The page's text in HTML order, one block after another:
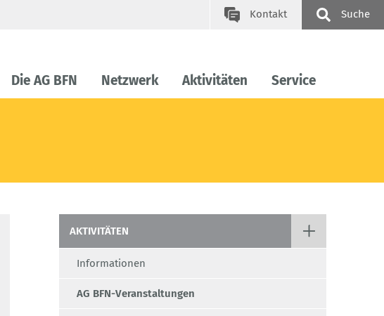
Kontakt Suche
Die AG BFN Netzwerk Aktivitäten Service
AKTIVITÄTEN
Informationen
AG BFN-Veranstaltungen